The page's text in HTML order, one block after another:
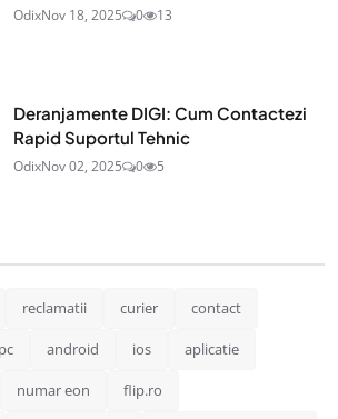
OdixNov 18, 2025 0 13
Deranjamente DIGI: Cum Contactezi
Rapid Suportul Tehnic
OdixNov 02, 2025 0 5
reclamatii curier contact
android ios aplicatie
numar eon flip.ro